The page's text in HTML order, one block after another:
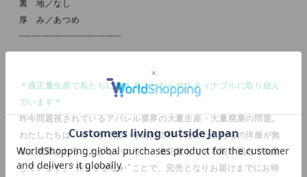
裏 地／なし
厚 み／あつめ
----------------------------------------
＊適正量生産で私たちにできることからサスティナブルに取り組ん
でいます＊
昨今問題視されているアパレル業界の大量生産・大量廃棄の問題。
わたしたちは、せっかく思いを込めて作ったわたしたちの洋服が無
駄に廃棄されることがないように、適正量をできる限り国内で生産
しています。"作りすぎない"ことで、完売となりお届けまでにお時